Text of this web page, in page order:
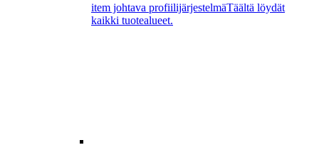
item johtava profiilijärjestelmäTäältä löydät
kaikki tuotealueet.